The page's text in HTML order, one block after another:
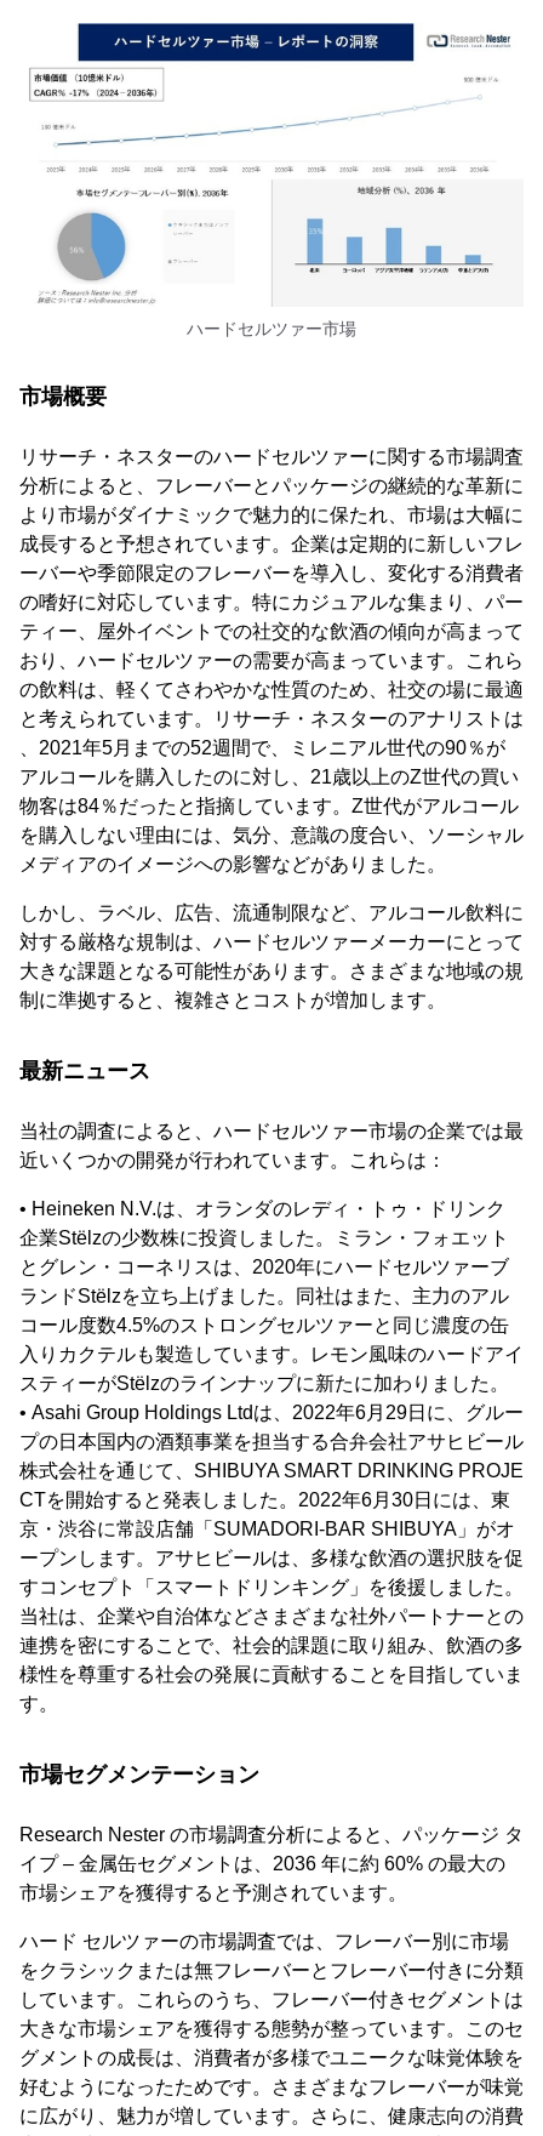
ハードセルツァー市場
市場概要
リサーチ・ネスターのハードセルツァーに関する市場調査
分析によると、フレーバーとパッケージの継続的な革新に
より市場がダイナミックで魅力的に保たれ、市場は大幅に
成長すると予想されています。企業は定期的に新しいフレ
ーバーや季節限定のフレーバーを導入し、変化する消費者
の嗜好に対応しています。特にカジュアルな集まり、パー
ティー、屋外イベントでの社交的な飲酒の傾向が高まって
おり、ハードセルツァーの需要が高まっています。これら
の飲料は、軽くてさわやかな性質のため、社交の場に最適
と考えられています。リサーチ・ネスターのアナリストは
、2021年5月までの52週間で、ミレニアル世代の90％が
アルコールを購入したのに対し、21歳以上のZ世代の買い
物客は84％だったと指摘しています。Z世代がアルコール
を購入しない理由には、気分、意識の度合い、ソーシャル
メディアのイメージへの影響などがありました。
しかし、ラベル、広告、流通制限など、アルコール飲料に
対する厳格な規制は、ハードセルツァーメーカーにとって
大きな課題となる可能性があります。さまざまな地域の規
制に準拠すると、複雑さとコストが増加します。
最新ニュース
当社の調査によると、ハードセルツァー市場の企業では最
近いくつかの開発が行われています。これらは：
• Heineken N.V.は、オランダのレディ・トゥ・ドリンク
企業Stëlzの少数株に投資しました。ミラン・フォエット
とグレン・コーネリスは、2020年にハードセルツァーブ
ランドStëlzを立ち上げました。同社はまた、主力のアル
コール度数4.5%のストロングセルツァーと同じ濃度の缶
入りカクテルも製造しています。レモン風味のハードアイ
スティーがStëlzのラインナップに新たに加わりました。
• Asahi Group Holdings Ltdは、2022年6月29日に、グルー
プの日本国内の酒類事業を担当する合弁会社アサヒビール
株式会社を通じて、SHIBUYA SMART DRINKING PROJE
CTを開始すると発表しました。2022年6月30日には、東
京・渋谷に常設店舗「SUMADORI-BAR SHIBUYA」がオ
ープンします。アサヒビールは、多様な飲酒の選択肢を促
すコンセプト「スマートドリンキング」を後援しました。
当社は、企業や自治体などさまざまな社外パートナーとの
連携を密にすることで、社会的課題に取り組み、飲酒の多
様性を尊重する社会の発展に貢献することを目指していま
す。
市場セグメンテーション
Research Nester の市場調査分析によると、パッケージ タ
イプ – 金属缶セグメントは、2036 年に約 60% の最大の
市場シェアを獲得すると予測されています。
ハード セルツァーの市場調査では、フレーバー別に市場
をクラシックまたは無フレーバーとフレーバー付きに分類
しています。これらのうち、フレーバー付きセグメントは
大きな市場シェアを獲得する態勢が整っています。このセ
グメントの成長は、消費者が多様でユニークな味覚体験を
好むようになったためです。さまざまなフレーバーが味覚
に広がり、魅力が増しています。さらに、健康志向の消費